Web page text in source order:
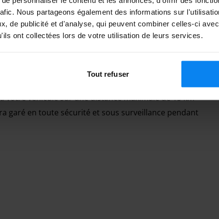
Nous partageons également des informations sur
de publicité et d'analyse, qui peuvent combiner celles-ci
ont collectées lors de votre utilisation de leurs services.
Tout refuser
est disponible 24 heures sur 24, 7 jours sur 7.
en seulement 3 minutes.
véhicule sur une distance maximale de 15 km
garé en toute sécurité et sous surveillance pendant
parking couvertes et découvertes et pouvez choisir